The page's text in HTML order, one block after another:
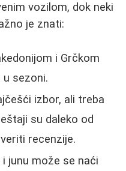
vozilom, dok neki
je znati:
i Grčkom
sezoni.
izbor, ali treba
su daleko od
recenzije.
junu može se naći